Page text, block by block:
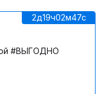
2д19ч02м47c
#ВЫГОДНО